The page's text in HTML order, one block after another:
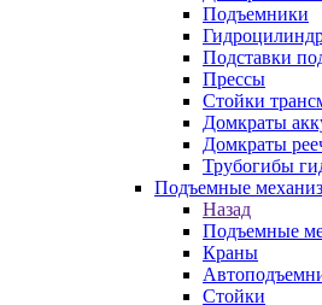
Подъемники
Подставки
Прессы
Стойки
Домкраты
Домкраты
Трубогибы
Подъемные
Назад
Подъемные
Краны
Стойки